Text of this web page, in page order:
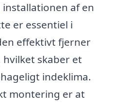
af en
er essentiel i
effektivt fjerner
skaber et
indeklima.
montering er at